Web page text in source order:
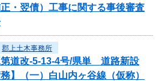
・翌債）工事に関する事後審査
郡上土木事務所
第道改-5-13-4号/県単 道路新設
】（一）白山内ヶ谷線（仮称）